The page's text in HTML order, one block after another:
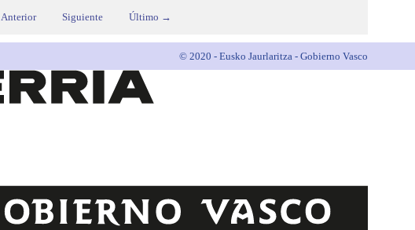
Anterior Siguiente Último →
© 2020 - Eusko Jaurlaritza - Gobierno Vasco